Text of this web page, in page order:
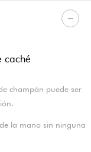
caché
champán puede ser
la mano sin ninguna